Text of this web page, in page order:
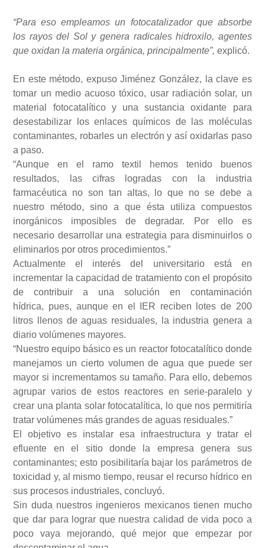
“Para eso empleamos un fotocatalizador que absorbe
los rayos del Sol y genera radicales hidroxilo, agentes
que oxidan la materia orgánica, principalmente”, explicó.
En este método, expuso Jiménez González, la clave es
tomar un medio acuoso tóxico, usar radiación solar, un
material fotocatalítico y una sustancia oxidante para
desestabilizar los enlaces químicos de las moléculas
contaminantes, robarles un electrón y así oxidarlas paso
a paso.
“Aunque en el ramo textil hemos tenido buenos
resultados, las cifras logradas con la industria
farmacéutica no son tan altas, lo que no se debe a
nuestro método, sino a que ésta utiliza compuestos
inorgánicos imposibles de degradar. Por ello es
necesario desarrollar una estrategia para disminuirlos o
eliminarlos por otros procedimientos.”
Actualmente el interés del universitario está en
incrementar la capacidad de tratamiento con el propósito
de contribuir a una solución en contaminación
hídrica, pues, aunque en el IER reciben lotes de 200
litros llenos de aguas residuales, la industria genera a
diario volúmenes mayores.
“Nuestro equipo básico es un reactor fotocatalítico donde
manejamos un cierto volumen de agua que puede ser
mayor si incrementamos su tamaño. Para ello, debemos
agrupar varios de estos reactores en serie-paralelo y
crear una planta solar fotocatalítica, lo que nos permitiría
tratar volúmenes más grandes de aguas residuales.”
El objetivo es instalar esa infraestructura y tratar el
efluente en el sitio donde la empresa genera sus
contaminantes; esto posibilitaría bajar los parámetros de
toxicidad y, al mismo tiempo, reusar el recurso hídrico en
sus procesos industriales, concluyó.
Sin duda nuestros ingenieros mexicanos tienen mucho
que dar para lograr que nuestra calidad de vida poco a
poco vaya mejorando, qué mejor que empezar por